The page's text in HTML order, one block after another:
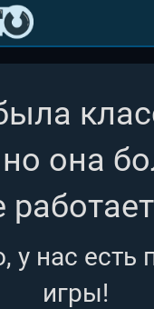
но она
у нас есть
игры!